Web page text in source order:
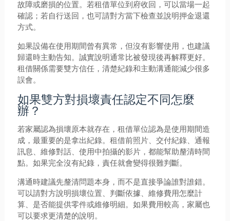
故障或磨損的位置。若租借單位到府收回，可以當場一起
確認；若自行送回，也可請對方當下檢查並說明押金退還
方式。
如果設備在使用期間曾有異常，但沒有影響使用，也建議
歸還時主動告知。誠實說明通常比被發現後再解釋更好。
租借關係需要雙方信任，清楚紀錄和主動溝通能減少很多
誤會。
如果雙方對損壞責任認定不同怎麼
辦？
若家屬認為損壞原本就存在，租借單位認為是使用期間造
成，最重要的是拿出紀錄。租借前照片、交付紀錄、通報
訊息、維修對話、使用中拍攝的影片，都能幫助釐清時間
點。如果完全沒有紀錄，責任就會變得很難判斷。
溝通時建議先釐清問題本身，而不是直接爭論誰對誰錯。
可以請對方說明損壞位置、判斷依據、維修費用怎麼計
算、是否能提供零件或維修明細。如果費用較高，家屬也
可以要求更清楚的說明。